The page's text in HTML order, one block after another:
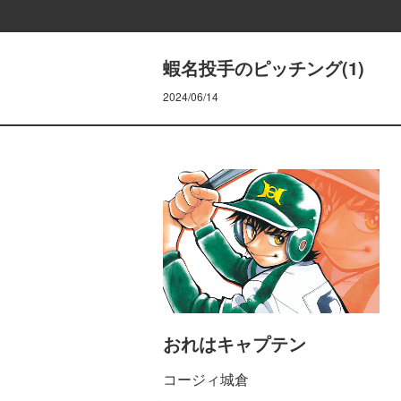
蝦名投手のピッチング(1)
2024/06/14
おれはキャプテン
コージィ城倉